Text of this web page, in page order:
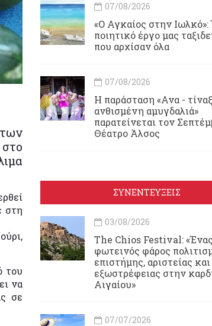
στη
του
να
σε
07/08/2026
«Ο Αγκαίος στην Ιωλκό»:
ποιητικό έργο μας
που αρχίσαν όλα
07/08/2026
Η παράσταση «Ανα -
ανθισμένη αμυγδαλιά»
παρατείνεται τον
Θέατρο Άλσος
ΣΥΝΕΝΤΕΥΞΕΙΣ
03/08/2026
Τhe Chios Festival: «Ένας
φωτεινός φάρος
επιστήμης, αριστείας και
εξωστρέφειας στην
Αιγαίου»
07/07/2026